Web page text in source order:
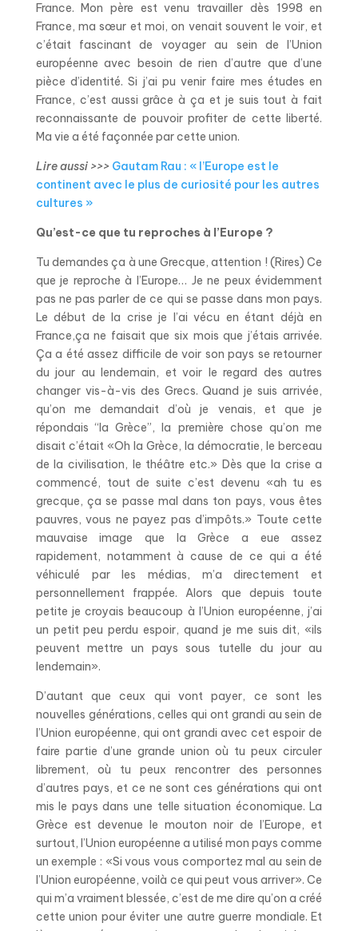
France. Mon père est venu travailler dès 1998 en
France, ma sœur et moi, on venait souvent le voir, et
c’était fascinant de voyager au sein de l’Union
européenne avec besoin de rien d’autre que d’une
pièce d’identité. Si j’ai pu venir faire mes études en
France, c’est aussi grâce à ça et je suis tout à fait
reconnaissante de pouvoir profiter de cette liberté.
Ma vie a été façonnée par cette union.
Lire aussi >>> Gautam Rau : « l’Europe est le
continent avec le plus de curiosité pour les autres
cultures »
Qu’est-ce que tu reproches à l’Europe ?
Tu demandes ça à une Grecque, attention ! (Rires) Ce
que je reproche à l’Europe… Je ne peux évidemment
pas ne pas parler de ce qui se passe dans mon pays.
Le début de la crise je l’ai vécu en étant déjà en
France,ça ne faisait que six mois que j’étais arrivée.
Ça a été assez difficile de voir son pays se retourner
du jour au lendemain, et voir le regard des autres
changer vis-à-vis des Grecs. Quand je suis arrivée,
qu’on me demandait d’où je venais, et que je
répondais “la Grèce”, la première chose qu’on me
disait c’était «Oh la Grèce, la démocratie, le berceau
de la civilisation, le théâtre etc.» Dès que la crise a
commencé, tout de suite c’est devenu «ah tu es
grecque, ça se passe mal dans ton pays, vous êtes
pauvres, vous ne payez pas d’impôts.» Toute cette
mauvaise image que la Grèce a eue assez
rapidement, notamment à cause de ce qui a été
véhiculé par les médias, m’a directement et
personnellement frappée. Alors que depuis toute
petite je croyais beaucoup à l’Union européenne, j’ai
un petit peu perdu espoir, quand je me suis dit, «ils
peuvent mettre un pays sous tutelle du jour au
lendemain».
D’autant que ceux qui vont payer, ce sont les
nouvelles générations, celles qui ont grandi au sein de
l’Union européenne, qui ont grandi avec cet espoir de
faire partie d’une grande union où tu peux circuler
librement, où tu peux rencontrer des personnes
d’autres pays, et ce ne sont ces générations qui ont
mis le pays dans une telle situation économique. La
Grèce est devenue le mouton noir de l’Europe, et
surtout, l’Union européenne a utilisé mon pays comme
un exemple : «Si vous vous comportez mal au sein de
l’Union européenne, voilà ce qui peut vous arriver». Ce
qui m’a vraiment blessée, c’est de me dire qu’on a créé
cette union pour éviter une autre guerre mondiale. Et